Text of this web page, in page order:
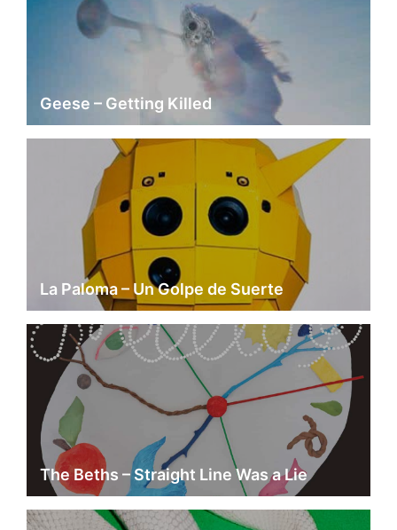
Geese – Getting Killed
La Paloma – Un Golpe de Suerte
The Beths – Straight Line Was a Lie